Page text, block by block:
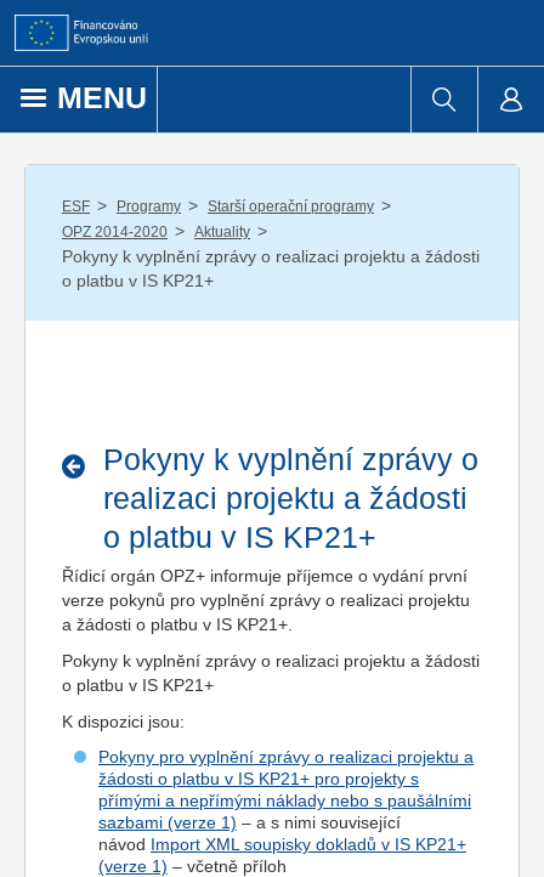
Přejít k obsahu
MENU
ESF / Programy / Starší operační programy /
OPZ 2014-2020 / Aktuality /
Pokyny k vyplnění zprávy o realizaci projektu a žádosti
o platbu v IS KP21+
Pokyny k vyplnění zprávy o
realizaci projektu a žádosti
o platbu v IS KP21+
Řídicí orgán OPZ+ informuje příjemce o vydání první
verze pokynů pro vyplnění zprávy o realizaci projektu
a žádosti o platbu v IS KP21+.
Pokyny k vyplnění zprávy o realizaci projektu a žádosti
o platbu v IS KP21+
K dispozici jsou:
Pokyny pro vyplnění zprávy o realizaci projektu a
žádosti o platbu v IS KP21+ pro projekty s
přímými a nepřímými náklady nebo s paušálními
sazbami (verze 1) – a s nimi související
návod Import XML soupisky dokladů v IS KP21+
(verze 1) – včetně příloh